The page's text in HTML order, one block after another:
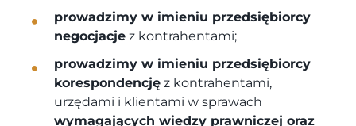
prowadzimy w imieniu przedsiębiorcy
negocjacje z kontrahentami;
prowadzimy w imieniu przedsiębiorcy
korespondencję z kontrahentami,
urzędami i klientami w sprawach
wymagających wiedzy prawniczej oraz